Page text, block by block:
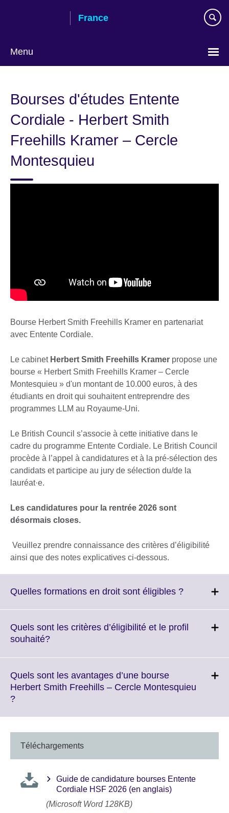
France
Menu
language
Bourses d'études Entente
Cordiale - Herbert Smith
Freehills Kramer – Cercle
Montesquieu
Bourse Herbert Smith Freehills Kramer en partenariat
avec Entente Cordiale.
Le cabinet Herbert Smith Freehills Kramer propose une
bourse « Herbert Smith Freehills Kramer – Cercle
Montesquieu » d'un montant de 10.000 euros, à des
étudiants en droit qui souhaitent entreprendre des
programmes LLM au Royaume-Uni.
Le British Council s’associe à cette initiative dans le
cadre du programme Entente Cordiale. Le British Council
procède à l’appel à candidatures et à la pré-sélection des
candidats et participe au jury de sélection du/de la
lauréat·e.
Les candidatures pour la rentrée 2026 sont
désormais closes.
Veuillez prendre connaissance des critères d’éligibilité
ainsi que des notes explicatives ci-dessous.
Quelles formations en droit sont éligibles ?Click
More
Quels sont les critères d’éligibilité et le profil
souhaité?Click
More
information
Quels sont les avantages d’une bourse
Herbert Smith Freehills – Cercle Montesquieu
?Click
More
information
available.
Téléchargements
Guide de candidature bourses Entente
Cordiale HSF 2026 (en anglais)
(Microsoft Word 128KB)